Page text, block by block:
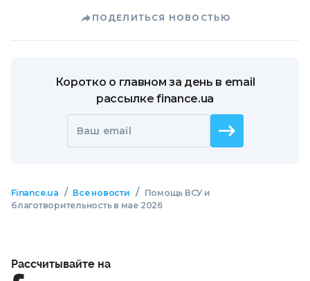
ПОДЕЛИТЬСЯ НОВОСТЬЮ
Коротко о главном за день в email
рассылке finance.ua
Ваш email
Finance.ua / Все новости /
Помощь ВСУ и
благотворительность в мае 2026
Рассчитывайте на